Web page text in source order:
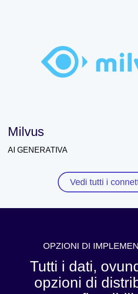
Milvus
AI GENERATIVA
Vedi tutti i
OPZIONI DI
Tutti i dati,
opzioni di